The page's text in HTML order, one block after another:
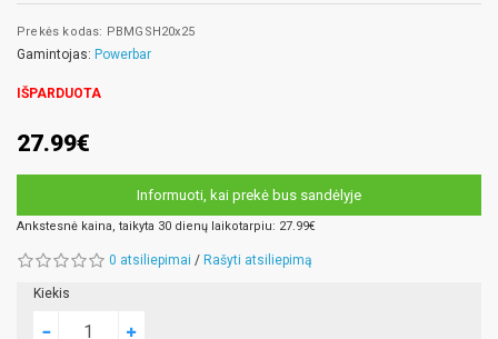
Prekės kodas: PBMGSH20x25
Gamintojas: Powerbar
IŠPARDUOTA
27.99€
Informuoti, kai prekė bus sandėlyje
Ankstesnė kaina, taikyta 30 dienų laikotarpiu: 27.99€
0 atsiliepimai / Rašyti atsiliepimą
Kiekis